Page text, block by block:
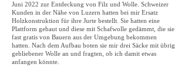
Juni 2022 zur Entdeckung von Filz und Wolle. Schweizer
Kunden in der Nähe von Luzern hatten bei mir Ersatz
Holzkonstruktion für ihre Jurte bestellt. Sie hatten eine
Plattform gebaut und diese mit Schafwolle gedämmt, die sie
fast gratis von Bauern aus der Umgebung bekommen
hatten. Nach dem Aufbau boten sie mir drei Säcke mit übrig
gebliebener Wolle an und fragten, ob ich damit etwas
anfangen könnte.